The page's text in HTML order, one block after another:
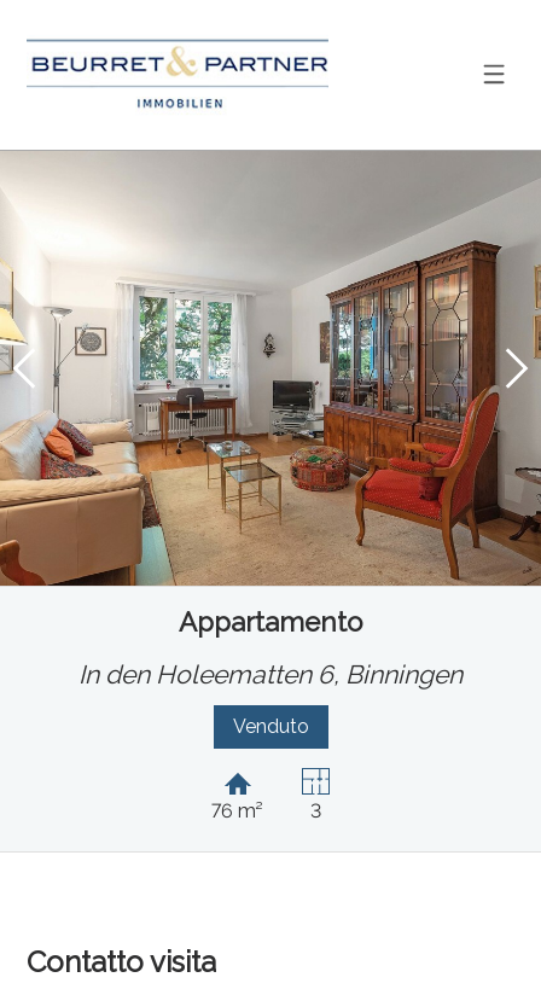
Appartamento
In den Holeematten 6, Binningen
Venduto
76 m² 3
Contatto visita